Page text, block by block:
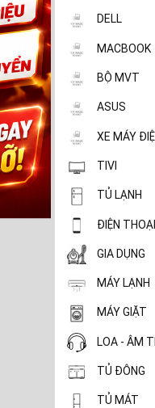
DELL
MACBOOK
BỘ MVT
ASUS
XE MÁY
TIVI
TỦ LẠNH
ĐIỆN
GIA DỤNG
MÁY LẠNH
MÁY GIẶT
LOA - ÂM
TỦ ĐÔNG
TỦ MÁT